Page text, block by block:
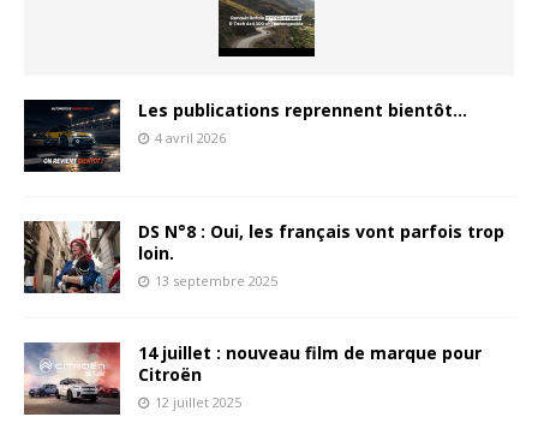
Les publications reprennent bientôt…
4 avril 2026
DS N°8 : Oui, les français vont parfois trop
loin.
13 septembre 2025
14 juillet : nouveau film de marque pour
Citroën
12 juillet 2025